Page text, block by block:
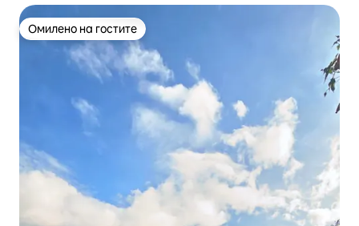
Омилено на гостите
Омилено на гостите